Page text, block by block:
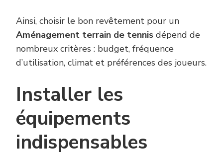
Ainsi, choisir le bon revêtement pour un
Aménagement terrain de tennis dépend de
nombreux critères : budget, fréquence
d’utilisation, climat et préférences des joueurs.
Installer les
équipements
indispensables